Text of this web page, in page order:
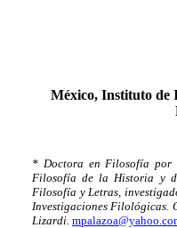
México, Instituto de
* Doctora en Filosofía por
Filosofía de la Historia y
Filosofía y Letras,
Investigaciones Filológicas.
Lizardi.